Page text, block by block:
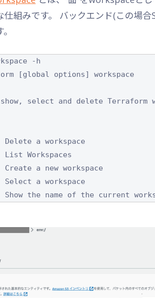
仕組みです。 バックエンド(この場
-h
[global options] workspace
Show the name of the current